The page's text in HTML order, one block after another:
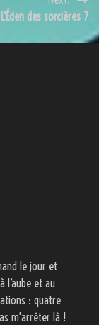
L’Éden des sorcières 7
le jour et
l’aube et au
: quatre
m'arrêter là !